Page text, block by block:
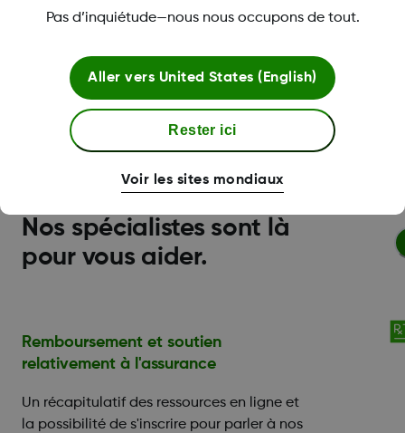
customary pharmacy dispensing fee.
† Best available information as of June 14, 2024.
Subject to change.
Nos spécialistes sont là
pour vous aider.
Remboursement et soutien
relativement à l'assurance
Un récapitulatif des ressources en ligne et
la possibilité de s'inscrire pour parler à nos
Pas d’inquiétude—nous nous occupons de tout.
Aller vers United States (English)
Rester ici
Voir les sites mondiaux